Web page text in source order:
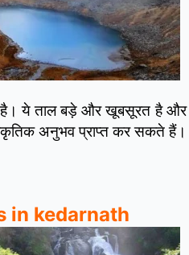
है। ये ताल बड़े और खूबसूरत है
अनुभव प्राप्त कर सकते हैं।
in kedarnath